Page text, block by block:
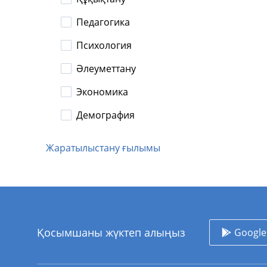
Педагогика
Психология
Әлеуметтану
Экономика
Демография
Жаратылыстану ғылымы
Қосымшаны жүктеп алыңыз